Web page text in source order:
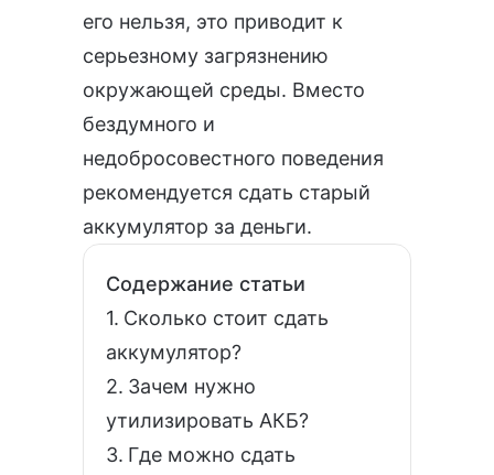
его нельзя, это приводит к
серьезному загрязнению
окружающей среды. Вместо
бездумного и
недобросовестного поведения
рекомендуется сдать старый
аккумулятор за деньги.
Содержание статьи
Сколько стоит сдать
аккумулятор?
Зачем нужно
утилизировать АКБ?
Где можно сдать